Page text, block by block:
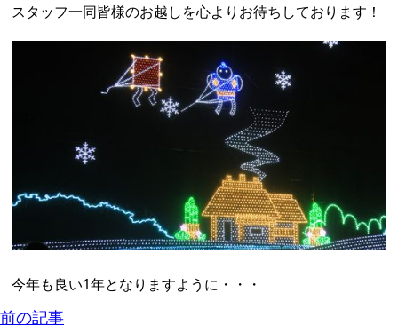
スタッフ一同皆様のお越しを心よりお待ちしております！
今年も良い1年となりますように・・・
前の記事